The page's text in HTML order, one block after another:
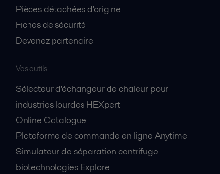
Pièces détachées d'origine
Fiches de sécurité
Devenez partenaire
Vos outils
Sélecteur d'échangeur de chaleur pour
industries lourdes HEXpert
Online Catalogue
Plateforme de commande en ligne Anytime
Simulateur de séparation centrifuge
biotechnologies Explore